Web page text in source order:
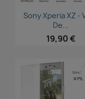
Aperçu
Sony Xperia XZ -
De...
19,90 €